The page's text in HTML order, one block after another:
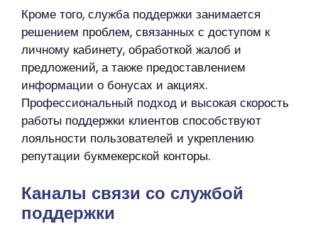
Кроме того, служба поддержки занимается
решением проблем, связанных с доступом к
личному кабинету, обработкой жалоб и
предложений, а также предоставлением
информации о бонусах и акциях.
Профессиональный подход и высокая скорость
работы поддержки клиентов способствуют
лояльности пользователей и укреплению
репутации букмекерской конторы.
Каналы связи со службой
поддержки